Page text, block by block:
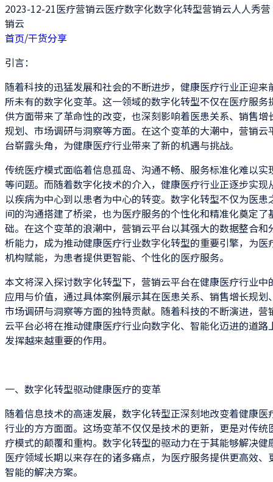
2023-12-21医疗营销云医疗数字化数字化转型营销云人人秀营
销云
首页/干货分享
引言：
随着科技的迅猛发展和社会的不断进步，健康医疗行业正迎来
所未有的数字化变革。这一领域的数字化转型不仅在医疗服务
供方面带来了革命性的改变，也深刻影响着医患关系、销售增
规划、市场调研与洞察等方面。在这个变革的大潮中，营销云
台崭露头角，为健康医疗行业带来了新的机遇与挑战。
传统医疗模式面临着信息孤岛、沟通不畅、服务标准化难以实
等问题。而随着数字化技术的介入，健康医疗行业正逐步实现
以疾病为中心到以患者为中心的转变。数字化转型不仅为医患
间的沟通搭建了桥梁，也为医疗服务的个性化和精准化奠定了
础。在这个变革的浪潮中，营销云平台以其强大的数据整合和
析能力，成为推动健康医疗行业数字化转型的重要引擎，为医
机构赋能，为患者提供更智能、个性化的医疗服务。
本文将深入探讨数字化转型下，营销云平台在健康医疗行业中
应用与价值，通过具体案例展示其在医患关系、销售增长规划
市场调研与洞察等方面的独特贡献。随着科技的不断演进，营
云平台必将在推动健康医疗行业向数字化、智能化迈进的道路
发挥越来越重要的作用。
一、数字化转型驱动健康医疗的变革
随着信息技术的高速发展，数字化转型正深刻地改变着健康医
行业的方方面面。这场变革不仅仅是技术的更新，更是对传统
疗模式的颠覆和重构。数字化转型的驱动力在于其能够解决健
医疗领域长期以来存在的诸多痛点，为医疗服务提供更高效、
智能的解决方案。